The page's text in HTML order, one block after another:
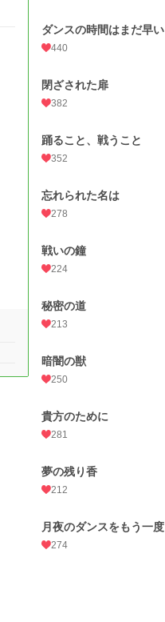
ダンスの時間はまだ早い
440
閉ざされた扉
382
踊ること、戦うこと
352
忘れられた名は
278
戦いの鐘
224
秘密の道
213
暗闇の獣
250
貴方のために
281
夢の残り香
212
月夜のダンスをもう一度
274